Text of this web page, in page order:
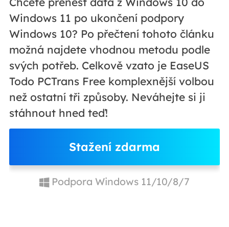
Windows 11 po ukončení podpory
Windows 10? Po přečtení tohoto článku
možná najdete vhodnou metodu podle
svých potřeb. Celkově vzato je EaseUS
Todo PCTrans Free komplexnější volbou
než ostatní tři způsoby. Neváhejte si ji
stáhnout hned teď!
Stažení zdarma
Podpora Windows 11/10/8/7